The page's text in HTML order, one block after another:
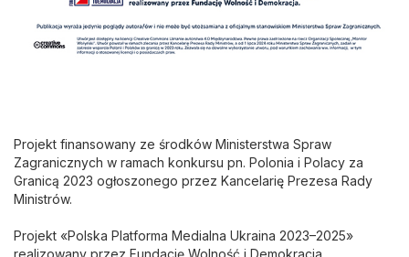
Projekt finansowany ze środków Ministerstwa Spraw
Zagranicznych w ramach konkursu pn. Polonia i Polacy za
Granicą 2023 ogłoszonego przez Kancelarię Prezesa Rady
Ministrów.
Projekt «Polska Platforma Medialna Ukraina 2023–2025»